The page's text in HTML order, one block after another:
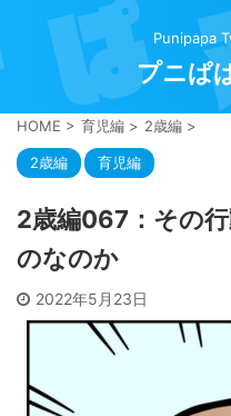
Punipapa
プニぱ
HOME > 育児編 > 2歳編 >
2歳編 育児編
2歳編067：その
のなのか
2022年5月23日